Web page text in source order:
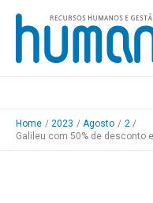
Skip
content
Home 2023 Agosto
2
Galileu com 50% de desconto